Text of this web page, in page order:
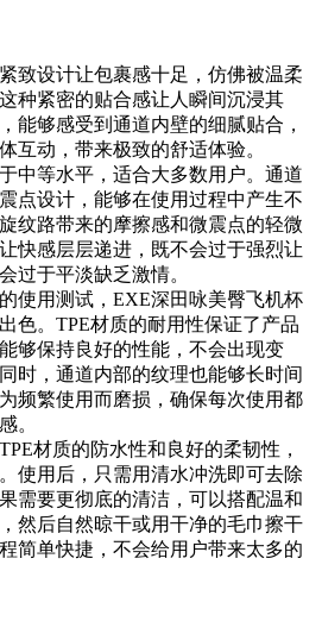
致设计让包裹感十足，仿佛被温柔
种紧密的贴合感让人瞬间沉浸其
能够感受到通道内壁的细腻贴合，
互动，带来极致的舒适体验。
中等水平，适合大多数用户。通道
点设计，能够在使用过程中产生不
纹路带来的摩擦感和微震点的轻微
快感层层递进，既不会过于强烈让
过于平淡缺乏激情。
使用测试，EXE深田咏美臀飞机杯
色。TPE材质的耐用性保证了产品
够保持良好的性能，不会出现变
时，通道内部的纹理也能够长时间
频繁使用而磨损，确保每次使用都
。
材质的防水性和良好的柔韧性，
使用后，只需用清水冲洗即可去除
需要更彻底的清洁，可以搭配温和
然后自然晾干或用干净的毛巾擦干
简单快捷，不会给用户带来太多的